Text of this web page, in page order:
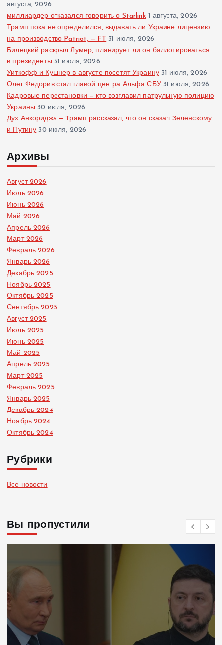
августа, 2026
миллиардер отказался говорить о Starlink 1 августа, 2026
Трамп пока не определился, выдавать ли Украине лицензию
на производство Patriot, — FT 31 июля, 2026
Билецкий раскрыл Лумер, планирует ли он баллотироваться
в президенты 31 июля, 2026
Уиткофф и Кушнер в августе посетят Украину 31 июля, 2026
Олег Федорив стал главой центра Альфа СБУ 31 июля, 2026
Кадровые перестановки — кто возглавил патрульную полицию
Украины 30 июля, 2026
Дух Анкориджа — Трамп рассказал, что он сказал Зеленскому
и Путину 30 июля, 2026
Архивы
Август 2026
Июль 2026
Июнь 2026
Май 2026
Апрель 2026
Март 2026
Февраль 2026
Январь 2026
Декабрь 2025
Ноябрь 2025
Октябрь 2025
Сентябрь 2025
Август 2025
Июль 2025
Июнь 2025
Май 2025
Апрель 2025
Март 2025
Февраль 2025
Январь 2025
Декабрь 2024
Ноябрь 2024
Октябрь 2024
Рубрики
Все новости
Вы пропустили